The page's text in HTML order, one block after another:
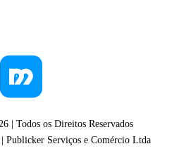
| Todos os Direitos Reservados
Publicker Serviços e Comércio Ltda